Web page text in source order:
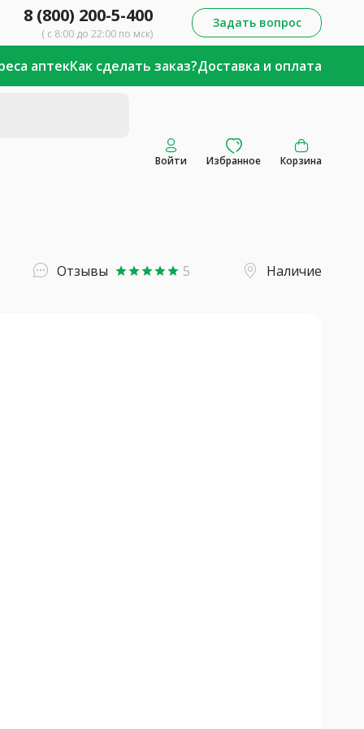
8 (800) 200-5-400
( с 8:00 до 22:00 по мск)
Задать вопрос
аптекКак сделать заказ?Доставка и оплата
Войти Избранное Корзина
Отзывы starstarstarstarstar 5 Наличие